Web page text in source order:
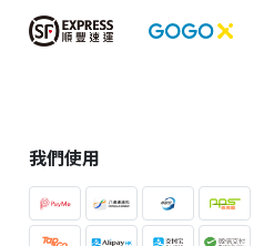
我們使用